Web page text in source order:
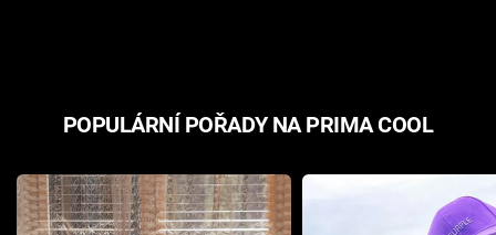
POPULÁRNÍ POŘADY NA PRIMA COOL